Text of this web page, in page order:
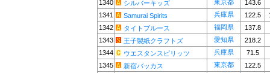
1340
シルバーキッズ 東京都
143.6
1341
Samurai Spirits 兵庫県 122.5
1342
タイトブルース 福岡県
137.8
1343
王子製紙クラフトズ 愛知県
218.2
1344
ウエスタンスピリッツ 兵庫県
71.5
1345
新宿バッカス 東京都
122.5